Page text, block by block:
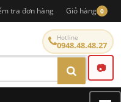
tra đơn hàng Giỏ hàng 0
📷
Hotline
0948.48.48.27